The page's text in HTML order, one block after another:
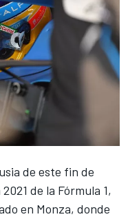
de este fin de
de la Fórmula 1,
en Monza, donde